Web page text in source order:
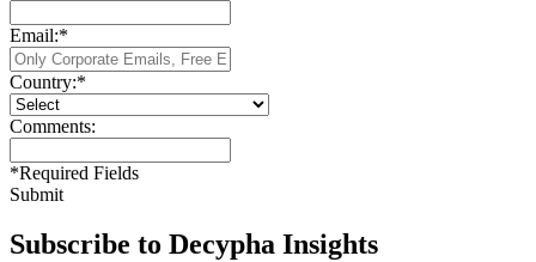
Email:*
Country:*
Comments:
*Required Fields
Submit
Subscribe to Decypha Insights